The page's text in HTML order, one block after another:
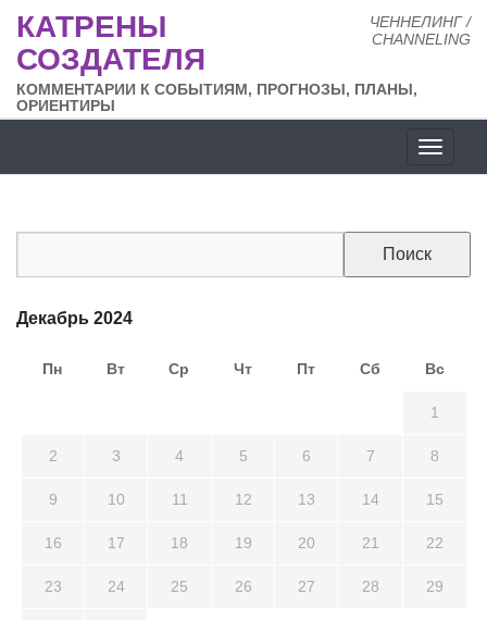
ЧЕННЕЛИНГ /
CHANNELING
КАТРЕНЫ
СОЗДАТЕЛЯ
КОММЕНТАРИИ К СОБЫТИЯМ, ПРОГНОЗЫ, ПЛАНЫ,
ОРИЕНТИРЫ
сайта
Декабрь 2024
Пн Вт Ср Чт Пт Сб Вс
1
2 3 4 5 6 7 8
9 10 11 12 13 14 15
16 17 18 19 20 21 22
23 24 25 26 27 28 29